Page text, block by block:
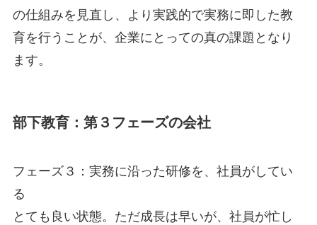
の仕組みを見直し、より実践的で実務に即した教
育を行うことが、企業にとっての真の課題となり
ます。
部下教育：第３フェーズの会社
フェーズ３：実務に沿った研修を、社員がしてい
る
とても良い状態。ただ成長は早いが、社員が忙し